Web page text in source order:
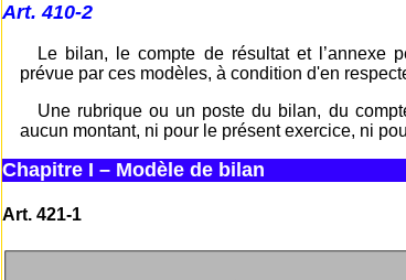
Art. 410-2
Le bilan, le compte de résultat et l’annexe
prévue par ces modèles, à condition d'en
Une rubrique ou un poste du bilan, du
aucun montant, ni pour le présent exercice, ni
Chapitre I – Modèle de bilan
Art. 421-1